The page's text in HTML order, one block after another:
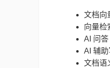
文档向
向量检
AI 问答
AI 辅
文档语